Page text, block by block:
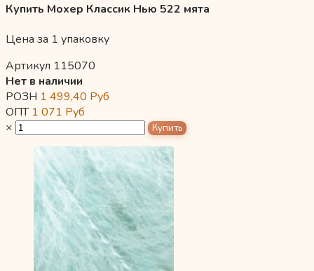
Купить Мохер Классик Нью 522 мята
Цена за 1 упаковку
Артикул 115070
Нет в наличии
РОЗН 1 499,40 Руб
ОПТ 1 071 Руб
×